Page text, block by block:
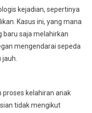
kejadian, sepertinya
Kasus ini, yang mana
baru saja melahirkan
mengendarai sepeda
kelahiran anak
tidak mengikut